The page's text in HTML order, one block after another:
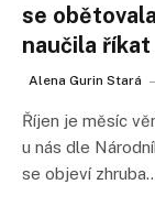
se
naučila říkat
Alena Gurin Stará
Říjen je měsíc
u nás dle
se objeví